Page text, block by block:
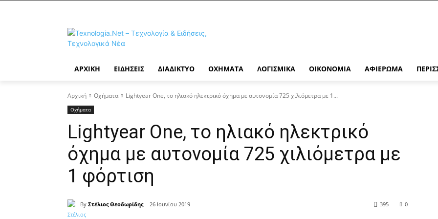
ΑΡΧΙΚΉ ΕΙΔΉΣΕΙΣ ΔΙΑΔΊΚΤΥΟ ΟΧΉΜΑΤΑ ΛΟΓΙΣΜΙΚΆ ΟΙΚΟΝΟΜΊΑ ΑΦΙΈΡΩΜΑ
Αρχική Οχήματα Lightyear One, το ηλιακό ηλεκτρικό όχημα με αυτονομία 725 χιλιόμετρα με 1...
Οχήματα
Lightyear One, το ηλιακό ηλεκτρικό
όχημα με αυτονομία 725 χιλιόμετρα με
1 φόρτιση
By Στέλιος Θεοδωρίδης 26 Ιουνίου 2019 0
395